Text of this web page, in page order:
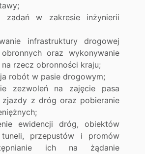
zadań w zakresie inżynierii
infrastruktury drogowej
oraz wykonywanie
rzecz obronności kraju;
robót w pasie drogowym;
zezwoleń na zajęcie pasa
z dróg oraz pobieranie
ewidencji dróg, obiektów
tuneli, przepustów i promów
ich na żądanie